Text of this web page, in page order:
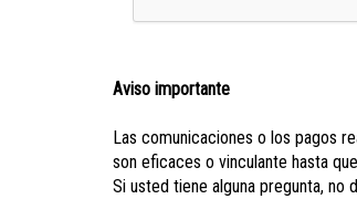
Aviso importante
Las comunicaciones o los pagos
son eficaces o vinculante hasta
Si usted tiene alguna pregunta, no